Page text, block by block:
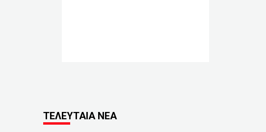
ΤΕΛΕΥΤΑΙΑ ΝΕΑ